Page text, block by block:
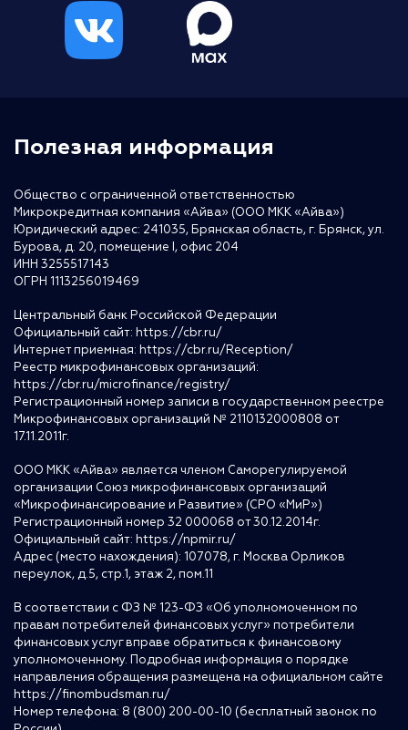
Полезная информация
Общество с ограниченной ответственностью
Микрокредитная компания «Айва» (ООО МКК «Айва»)
Юридический адрес: 241035, Брянская область, г. Брянск, ул.
Бурова, д. 20, помещение I, офис 204
ИНН 3255517143
ОГРН 1113256019469
Центральный банк Российской Федерации
Официальный сайт: https://cbr.ru/
Интернет приемная: https://cbr.ru/Reception/
Реестр микрофинансовых организаций:
https://cbr.ru/microfinance/registry/
Регистрационный номер записи в государственном реестре
Микрофинансовых организаций № 2110132000808 от
17.11.2011г.
ООО МКК «Айва» является членом Саморегулируемой
организации Союз микрофинансовых организаций
«Микрофинансирование и Развитие» (СРО «МиР»)
Регистрационный номер 32 000068 от 30.12.2014г.
Официальный сайт: https://npmir.ru/
Адрес (место нахождения): 107078, г. Москва Орликов
переулок, д.5, стр.1, этаж 2, пом.11
В соответствии с ФЗ № 123-ФЗ «Об уполномоченном по
правам потребителей финансовых услуг» потребители
финансовых услуг вправе обратиться к финансовому
уполномоченному. Подробная информация о порядке
направления обращения размещена на официальном сайте
https://finombudsman.ru/
Номер телефона: 8 (800) 200-00-10 (бесплатный звонок по